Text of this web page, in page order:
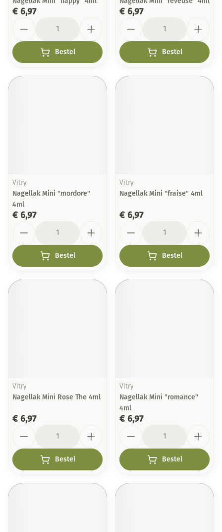
€ 6,97
Bestel
€ 6,97
Bestel
Vitry
Nagellak Mini "mordore"
4ml
€ 6,97
Bestel
Vitry
Nagellak Mini "fraise" 4ml
€ 6,97
Bestel
Vitry
Nagellak Mini Rose The 4ml
€ 6,97
Bestel
Vitry
Nagellak Mini "romance"
4ml
€ 6,97
Bestel